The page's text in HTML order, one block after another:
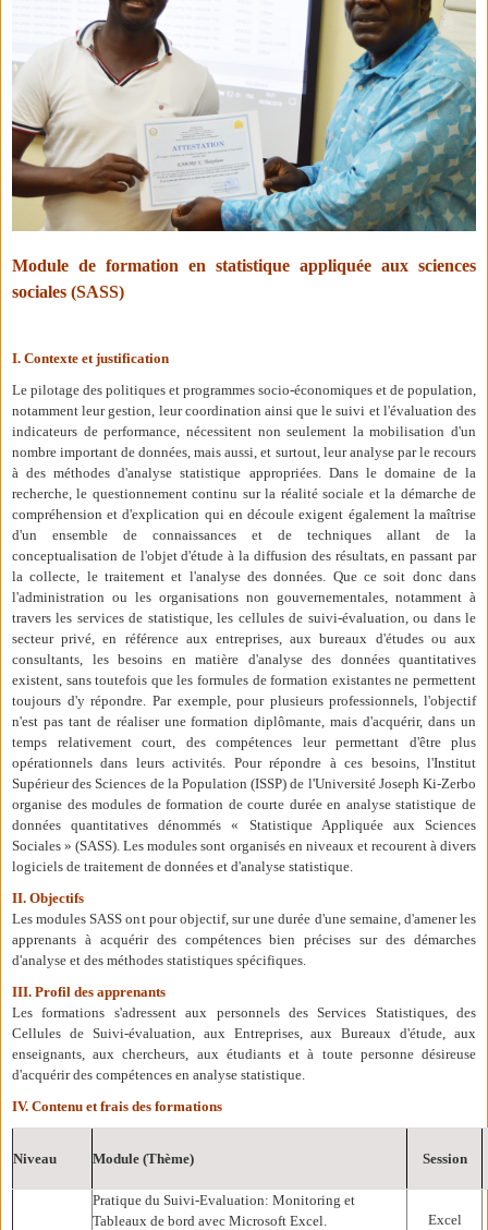
Module de formation en statistique appliquée aux sciences
sociales (SASS)
I. Contexte et justification
Le pilotage des politiques et programmes socio-économiques et de population,
notamment leur gestion, leur coordination ainsi que le suivi et l'évaluation des
indicateurs de performance, nécessitent non seulement la mobilisation d'un
nombre important de données, mais aussi, et surtout, leur analyse par le recours
à des méthodes d'analyse statistique appropriées. Dans le domaine de la
recherche, le questionnement continu sur la réalité sociale et la démarche de
compréhension et d'explication qui en découle exigent également la maîtrise
d'un ensemble de connaissances et de techniques allant de la
conceptualisation de l'objet d'étude à la diffusion des résultats, en passant par
la collecte, le traitement et l'analyse des données. Que ce soit donc dans
l'administration ou les organisations non gouvernementales, notamment à
travers les services de statistique, les cellules de suivi-évaluation, ou dans le
secteur privé, en référence aux entreprises, aux bureaux d'études ou aux
consultants, les besoins en matière d'analyse des données quantitatives
existent, sans toutefois que les formules de formation existantes ne permettent
toujours d'y répondre. Par exemple, pour plusieurs professionnels, l'objectif
n'est pas tant de réaliser une formation diplômante, mais d'acquérir, dans un
temps relativement court, des compétences leur permettant d'être plus
opérationnels dans leurs activités. Pour répondre à ces besoins, l'Institut
Supérieur des Sciences de la Population (ISSP) de l'Université Joseph Ki-Zerbo
organise des modules de formation de courte durée en analyse statistique de
données quantitatives dénommés « Statistique Appliquée aux Sciences
Sociales » (SASS). Les modules sont organisés en niveaux et recourent à divers
logiciels de traitement de données et d'analyse statistique.
II. Objectifs
Les modules SASS ont pour objectif, sur une durée d'une semaine, d'amener les
apprenants à acquérir des compétences bien précises sur des démarches
d'analyse et des méthodes statistiques spécifiques.
III. Profil des apprenants
Les formations s'adressent aux personnels des Services Statistiques, des
Cellules de Suivi-évaluation, aux Entreprises, aux Bureaux d'étude, aux
enseignants, aux chercheurs, aux étudiants et à toute personne désireuse
d'acquérir des compétences en analyse statistique.
IV. Contenu et frais des formations
Niveau Module (Thème) Session
Pratique du Suivi-Evaluation: Monitoring et
Tableaux de bord avec Microsoft Excel.
Excel